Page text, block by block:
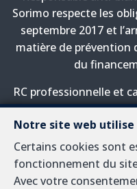
Notre site web utilise
Certains cookies sont
fonctionnement du
Avec votre
Sorimo respecte les
septembre 2017 et
matière de prévention
du
RC professionnelle et
SA, Place du Trône
730.390.160.